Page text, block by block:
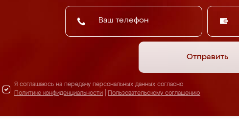
Отправить
Я соглашаюсь на передачу персональных данных согласно
Политике конфиденциальности
Пользовательскому соглашению